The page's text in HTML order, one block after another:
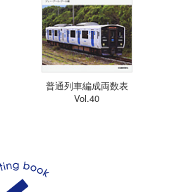
普通列車編成両数表
Vol.40